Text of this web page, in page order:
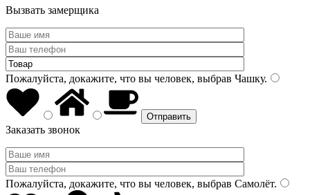
Вызвать замерщика
Пожалуйста, докажите, что вы человек, выбрав Чашку.
Заказать звонок
Пожалуйста, докажите, что вы человек, выбрав Самолёт.